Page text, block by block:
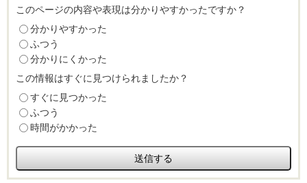
このページの内容や表現は分かりやすかったですか？
分かりやすかった
ふつう
分かりにくかった
この情報はすぐに見つけられましたか？
すぐに見つかった
ふつう
時間がかかった